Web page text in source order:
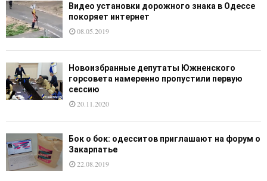
Видео установки дорожного знака в Одессе
покоряет интернет
08.05.2019
Новоизбранные депутаты Южненского
горсовета намеренно пропустили первую
сессию
20.11.2020
Бок о бок: одесситов приглашают на форум о
Закарпатье
22.08.2019